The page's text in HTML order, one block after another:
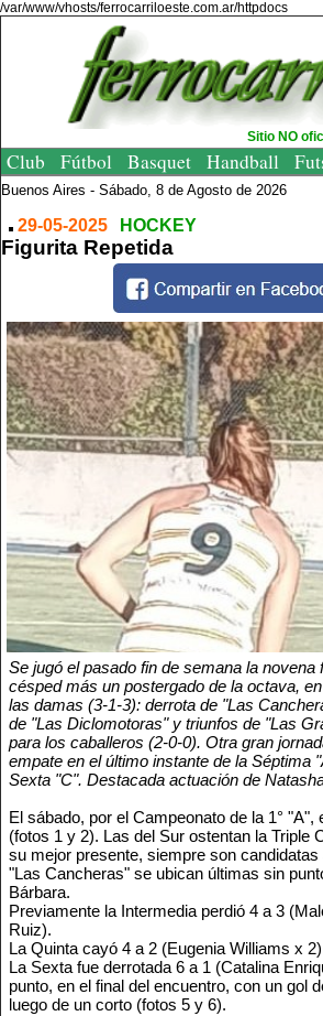
/var/www/vhosts/ferrocarriloeste.com.ar/httpdocs
Sitio NO
Club Fútbol Basquet Handball
Buenos Aires - Sábado, 8 de Agosto de 2026
29-05-2025 HOCKEY
Figurita Repetida
Se jugó el pasado fin de semana la
césped más un postergado de la octava,
las damas (3-1-3): derrota de "Las
de "Las Diclomotoras" y triunfos de "Las
para los caballeros (2-0-0). Otra gran
empate en el último instante de la Séptima
Sexta "C". Destacada actuación de
El sábado, por el Campeonato de la 1°
(fotos 1 y 2). Las del Sur ostentan la Triple
su mejor presente, siempre son
"Las Cancheras" se ubican últimas sin
Bárbara.
Previamente la Intermedia perdió 4 a 3
Ruiz).
La Quinta cayó 4 a 2 (Eugenia Williams x
La Sexta fue derrotada 6 a 1 (Catalina
punto, en el final del encuentro, con un gol
luego de un corto (fotos 5 y 6).